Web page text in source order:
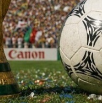
| الخيام وبنت جبيل
المحلية الصادرة في لبنان ليوم
الأخبار المسائية في لبنان ليوم